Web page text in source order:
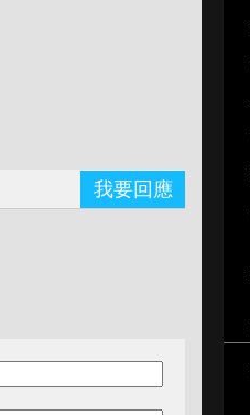
我要回應